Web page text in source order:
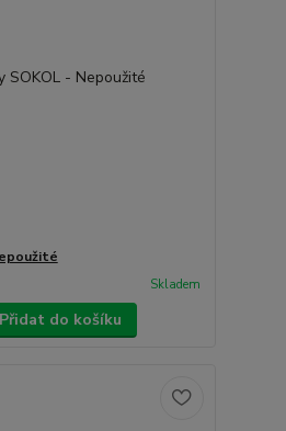
Skladem
Přidat do košíku